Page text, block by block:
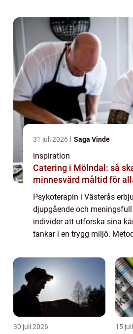
relationsproblem....
31 juli 2026 Saga Vinde
inspiration
Catering i Mölndal: så
minnesvärd måltid för
Psykoterapin i Västerås
djupgående och
individer att utforska sina
tankar i en trygg miljö.
alltifrån personliga kriser till
relationsproblem....
30 juli 2026 15